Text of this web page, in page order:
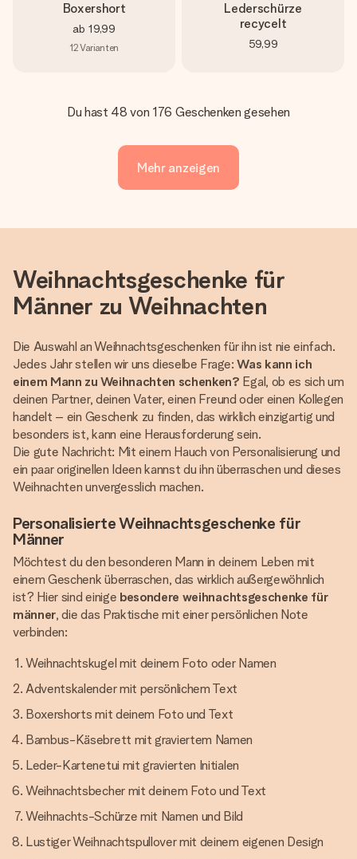
Boxershort
ab 19,99
12Varianten
Lederschürze
recycelt
59,99
Du hast 48 von 176 Geschenken gesehen
Mehr anzeigen
Weihnachtsgeschenke für
Männer zu Weihnachten
Die Auswahl an Weihnachtsgeschenken für ihn ist nie einfach.
Jedes Jahr stellen wir uns dieselbe Frage:Was kann ich
einem Mann zu Weihnachten schenken? Egal, ob es sich um
deinen Partner, deinen Vater, einen Freund oder einen Kollegen
handelt – ein Geschenk zu finden, das wirklich einzigartig und
besonders ist, kann eine Herausforderung sein.
Die gute Nachricht: Mit einem Hauch von Personalisierung und
ein paar originellen Ideen kannst du ihn überraschen und dieses
Weihnachten unvergesslich machen.
Personalisierte Weihnachtsgeschenke für
Männer
Möchtest du den besonderen Mann in deinem Leben mit
einem Geschenk überraschen, das wirklich außergewöhnlich
ist? Hier sind einige besondere weihnachtsgeschenke für
männer, die das Praktische mit einer persönlichen Note
verbinden:
Weihnachtskugel mit deinem Foto oder Namen
Adventskalender mit persönlichem Text
Boxershorts mit deinem Foto und Text
Bambus-Käsebrett mit graviertem Namen
Leder-Kartenetui mit gravierten Initialen
Weihnachtsbecher mit deinem Foto und Text
Weihnachts-Schürze mit Namen und Bild
Lustiger Weihnachtspullover mit deinem eigenen Design